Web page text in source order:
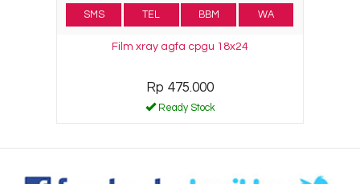
SMS TEL BBM WA
Film xray agfa cpgu 18x24
Rp 475.000
Ready Stock